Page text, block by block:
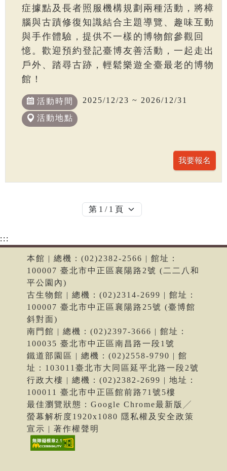
症據點及長者照服機構規劃兩種活動，將樟
腦與古蹟修復知識結合主題導覽、趣味互動
與手作體驗，提供不一樣的博物館參觀回
憶。歡迎預約登記臺博友善活動，一起走出
戶外、踏尋古跡，輕鬆樂遊全臺最老的博物
館！
活動時間 2025/12/23 ~ 2026/12/31
活動地點
:::
本館 | 總機：(02)2382-2566 | 館址：
100007 臺北市中正區襄陽路2號 (二二八和
平公園內)
古生物館 | 總機：(02)2314-2699 | 館址：
100007 臺北市中正區襄陽路25號 (臺博館
斜對面)
南門館 | 總機：(02)2397-3666 | 館址：
100035 臺北市中正區南昌路一段1號
鐵道部園區 | 總機：(02)2558-9790 | 館
址：103011臺北市大同區延平北路一段2號
行政大樓 | 總機：(02)2382-2699 | 地址：
100011 臺北市中正區館前路71號5樓
最佳瀏覽狀態：Google Chrome最新版╱
螢幕解析度1920x1080 隱私權及安全政策
宣示 | 著作權聲明